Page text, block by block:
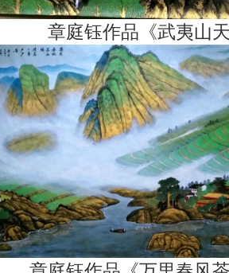
章庭钰作品《武夷山